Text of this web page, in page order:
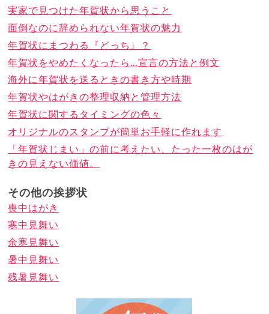
実家で見つけた年賀状から思うこと
面倒なのに辞められない年賀状の魅力
年賀状にまつわる『どっち』？
年賀状をやめたくなったら…宣言の方法と例文
海外に年賀状を送るときの書き方や時期
年賀状やはがきの整理収納と管理方法
年賀状に関するタイミングの色々
オリジナルのスタンプが簡単お手軽に作れます
「年賀状じまい」の前に考えたい、たった一枚のはが
きの見えない価値。
その他の挨拶状
喪中はがき
寒中見舞い
余寒見舞い
暑中見舞い
残暑見舞い